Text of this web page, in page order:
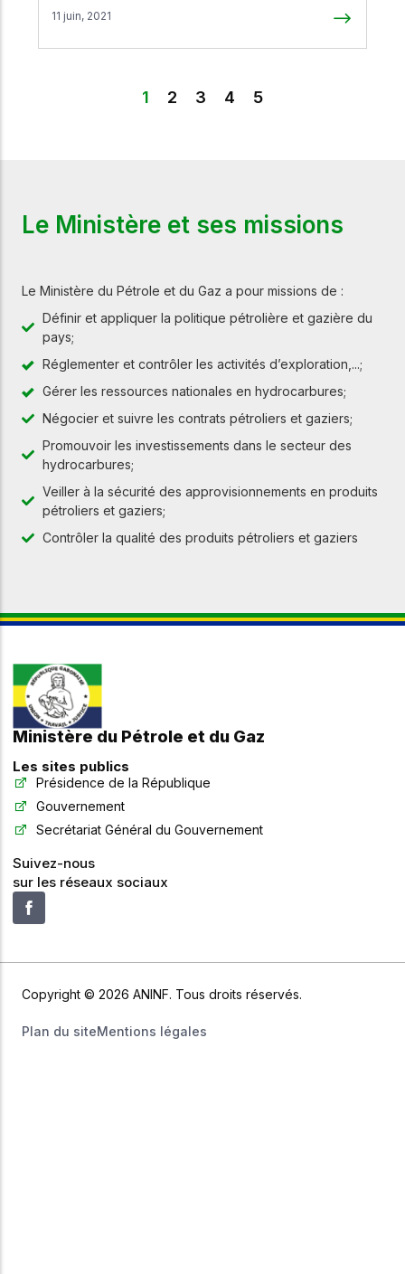
11 juin, 2021
1 2 3 4 5
Le Ministère et ses missions
Le Ministère du Pétrole et du Gaz a pour missions de :
Définir et appliquer la politique pétrolière et gazière du
pays;
Réglementer et contrôler les activités d’exploration,...;
Gérer les ressources nationales en hydrocarbures;
Négocier et suivre les contrats pétroliers et gaziers;
Promouvoir les investissements dans le secteur des
hydrocarbures;
Veiller à la sécurité des approvisionnements en produits
pétroliers et gaziers;
Contrôler la qualité des produits pétroliers et gaziers
Ministère du Pétrole et du Gaz
Les sites publics
Présidence de la République
Gouvernement
Secrétariat Général du Gouvernement
Suivez-nous
sur les réseaux sociaux
Copyright © 2026 ANINF. Tous droits réservés.
Plan du siteMentions légales